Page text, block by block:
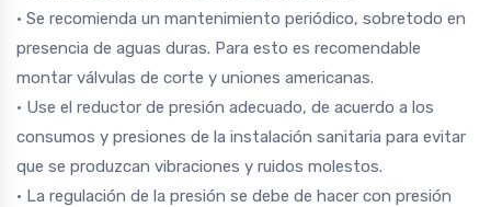
• Se recomienda un mantenimiento periódico, sobretodo en
presencia de aguas duras. Para esto es recomendable
montar válvulas de corte y uniones americanas.
• Use el reductor de presión adecuado, de acuerdo a los
consumos y presiones de la instalación sanitaria para evitar
que se produzcan vibraciones y ruidos molestos.
• La regulación de la presión se debe de hacer con presión